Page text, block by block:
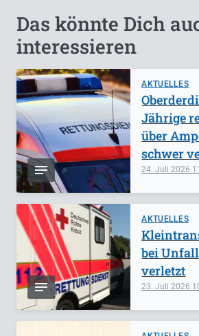
Das könnte Dich
interessieren
AKTUELLES
24. Juli 2026
Jährige
über
schwer
AKTUELLES
23. Juli 2026
bei
verletzt